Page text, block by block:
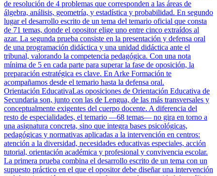
de resolución de 4 problemas que corresponden a las áreas de
álgebra, análisis, geometría, y estadística y probabilidad. En segundo
lugar el desarrollo escrito de un tema del temario oficial que consta
de 71 temas, donde el opositor elige uno entre cinco extraídos al
azar. La segunda prueba consiste en la presentación y defensa oral
de una programación didáctica y una unidad didáctica ante el
tribunal, valorando la competencia pedagógica. Con una nota
mínima de 5 en cada parte para superar la fase de oposición, la
preparación estratégica es clave. En Arke Formación te
acompañamos desde el temario hasta la defensa oral.
Orientación EducativaLas oposiciones de Orientación Educativa de
Secundaria son, junto con las de Lengua, de las más transversales y
conceptualmente exigentes del cuerpo docente. A diferencia del
resto de especialidades, el temario —68 temas— no gira en torno a
una asignatura concreta, sino que integra bases psicológicas,
pedagógicas y normativas aplicadas a la intervención en centros:
atención a la diversidad, necesidades educativas especiales, acción
tutorial, orientación académica y profesional y convivencia escolar.
La primera prueba combina el desarrollo escrito de un tema con un
supuesto práctico en el que el opositor debe diseñar una intervención